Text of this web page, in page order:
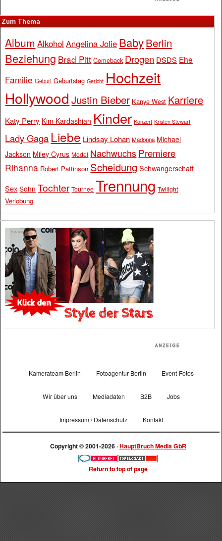
Zum Thema
Album Alkohol Angelina Jolie BabyBerlin
Beziehung Brad Pitt Comeback Drogen DSDS Ehe
Familie Geburt Geburtstag Gericht Hochzeit
Hollywood Justin Bieber Kanye West Karriere
Katy Perry Kim Kardashian Kinder Konzert Kristen Stewart
Lady Gaga Liebe Lindsay Lohan Madonna Michael
Jackson Miley Cyrus Model Nachwuchs Premiere
Rihanna Robert Pattinson Scheidung Schwangerschaft
Sex Sohn Tochter Tournee Trennung Twilight
Verlobung
Kamerateam Berlin Fotoagentur Berlin Event-Fotos
Wir über uns Mediadaten B2B Jobs
Impressum / Datenschutz Kontakt
Copyright © 2001-2026 ·HauptBruch Media GbR
Return to top of page